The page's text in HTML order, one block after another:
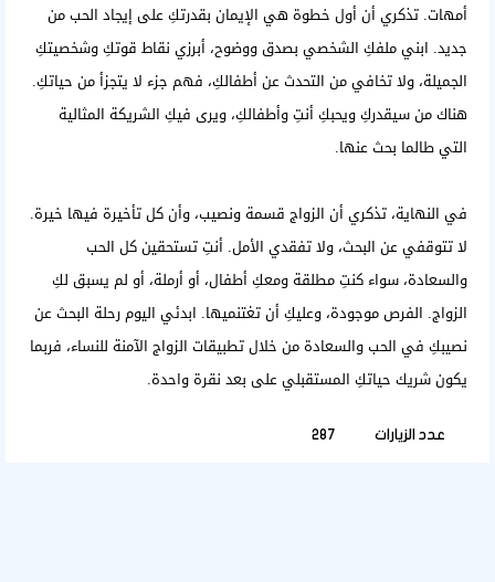
أمهات. تذكري أن أول خطوة هي الإيمان بقدرتكِ على إيجاد الحب من
جديد. ابني ملفكِ الشخصي بصدق ووضوح، أبرزي نقاط قوتكِ وشخصيتكِ
الجميلة، ولا تخافي من التحدث عن أطفالكِ، فهم جزء لا يتجزأ من حياتكِ.
هناك من سيقدركِ ويحبكِ أنتِ وأطفالكِ، ويرى فيكِ الشريكة المثالية
التي طالما بحث عنها.
في النهاية، تذكري أن الزواج قسمة ونصيب، وأن كل تأخيرة فيها خيرة.
لا تتوقفي عن البحث، ولا تفقدي الأمل. أنتِ تستحقين كل الحب
والسعادة، سواء كنتِ مطلقة ومعكِ أطفال، أو أرملة، أو لم يسبق لكِ
الزواج. الفرص موجودة، وعليكِ أن تغتنميها. ابدئي اليوم رحلة البحث عن
نصيبكِ في الحب والسعادة من خلالتطبيقات الزواج الآمنة للنساء، فربما
يكون شريك حياتكِ المستقبلي على بعد نقرة واحدة.
عدد الزيارات 287